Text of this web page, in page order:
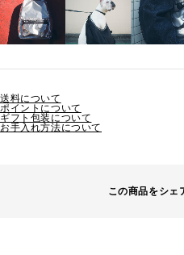
送料について
ポイントについて
ギフト包装について
お手入れ方法について
この商品をシェ